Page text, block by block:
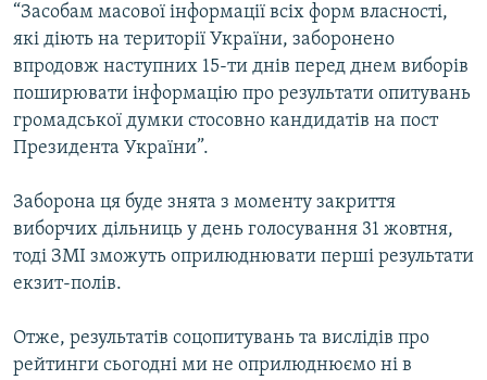
“Засобам масової інформації всіх форм власності,
які діють на території України, заборонено
впродовж наступних 15-ти днів перед днем виборів
поширювати інформацію про результати опитувань
громадської думки стосовно кандидатів на пост
Президента України”.
Заборона ця буде знята з моменту закриття
виборчих дільниць у день голосування 31 жовтня,
тоді ЗМІ зможуть оприлюднювати перші результати
екзит-полів.
Отже, результатів соцопитувань та вислідів про
рейтинги сьогодні ми не оприлюднюємо ні в